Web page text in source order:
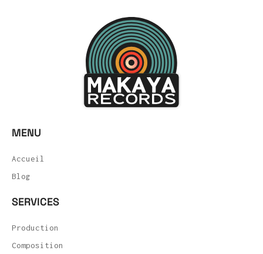
MENU
Accueil
Blog
SERVICES
Production
Composition